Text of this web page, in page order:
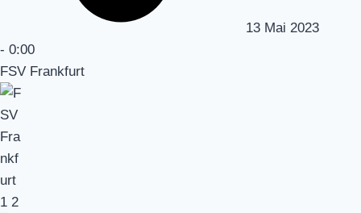
13 Mai 2023
- 0:00
FSV Frankfurt
1 2